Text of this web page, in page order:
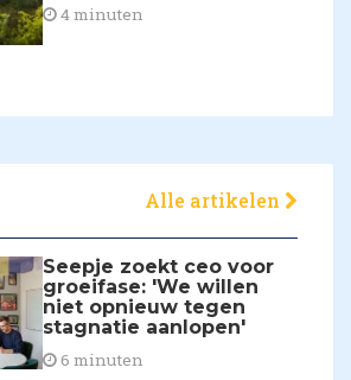
4 minuten
Alle artikelen
Seepje zoekt ceo voor
groeifase: 'We willen
niet opnieuw tegen
stagnatie aanlopen'
6 minuten